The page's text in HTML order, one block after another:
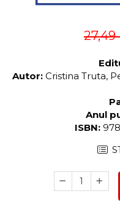
27,49
Autor: Cristina Truta,
Anul
ISBN: